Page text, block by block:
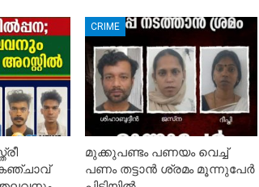
കഞ്ചാവ്
CRIME
മുക്കുപണ്ടം പണയം വെച്ച്
പണം തട്ടാൻ ശ്രമം മൂന്നുപേർ